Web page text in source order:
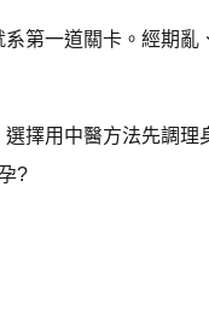
一道關卡。經期亂
用中醫方法先調理
?